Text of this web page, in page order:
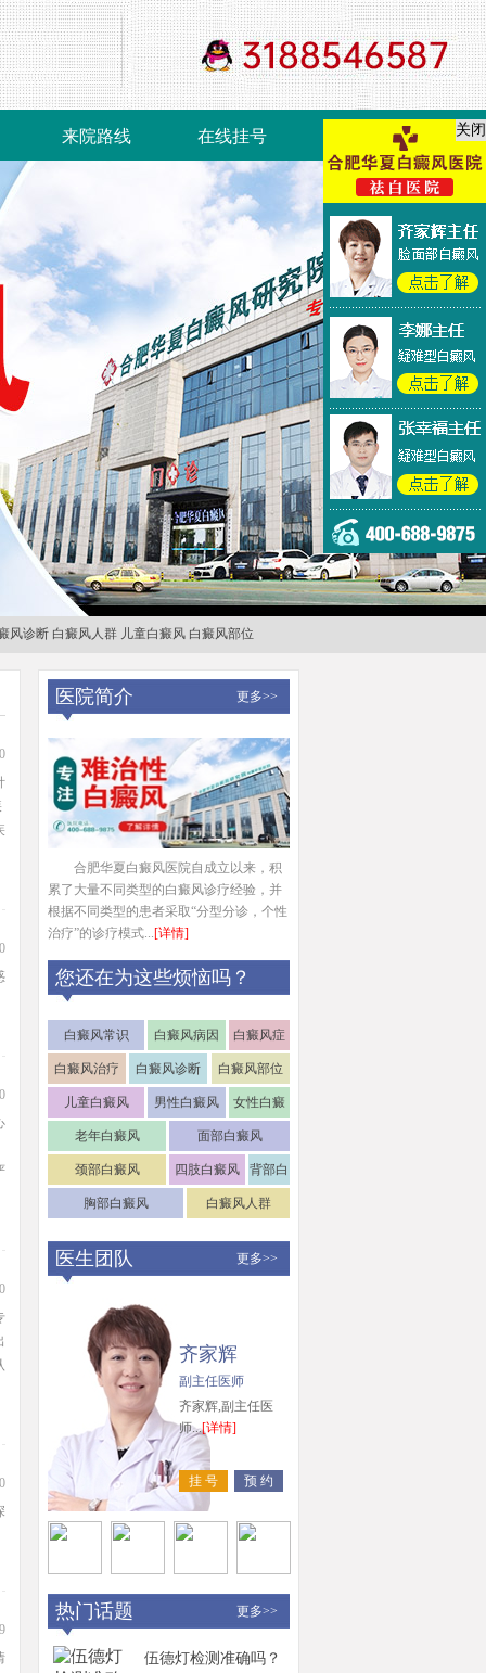
来院路线 在线挂号
风诊断 白癜风人群 儿童白癜风 白癜风部位
医院简介 更多>>
合肥华夏白癜风医院自成立以来，积
累了大量不同类型的白癜风诊疗经验，并
根据不同类型的患者采取“分型分诊，个性
治疗”的诊疗模式...[详情]
您还在为这些烦恼吗？
白癜风常识 白癜风病因
白癜风症
状
白癜风治疗 白癜风诊断 白癜风部位
儿童白癜风 男性白癜风
女性白癜
风
老年白癜风 面部白癜风
颈部白癜风 四肢白癜风
背部白
癜风
胸部白癜风 白癜风人群
医生团队 更多>>
齐家辉
副主任医师
齐家辉,副主任医
师...[详情]
挂 号 预 约
热门话题 更多>>
伍德灯检测准确吗？
关闭